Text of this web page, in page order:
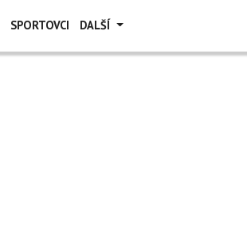
SPORTOVCI DALŠÍ